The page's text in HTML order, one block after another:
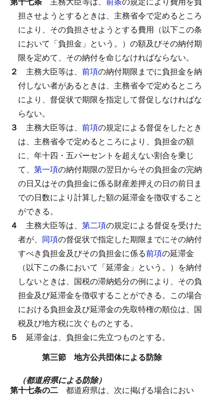
担させようとするときは、主務省令で定めるところ
により、その負担させようとする費用（以下この条
において「負担金」という。）の額及びその納付期
限を定めて、その納付を命じなければならない。
２ 主務大臣等は、 前項の納付期限までに負担金を納
付しない者があるときは、主務省令で定めるところ
により、督促状で期限を指定して督促しなければな
らない。
３ 主務大臣等は、 前項の規定による督促をしたとき
は、主務省令で定めるところにより、負担金の額
に、年十四・五パーセントを超えない割合を乗じ
て、 第一項の納付期限の翌日からその負担金の完納
の日又はその負担金に係る財産差押えの日の前日ま
での日数により計算した額の延滞金を徴収すること
ができる。
４ 主務大臣等は、 第二項の規定による督促を受けた
者が、 同項の督促状で指定した期限までにその納付
すべき負担金及びその負担金に係る前項の延滞金
（以下この条において「延滞金」という。）を納付
しないときは、国税の滞納処分の例により、その負
担金及び延滞金を徴収することができる。 この場合
における負担金及び延滞金の先取特権の順位は、国
税及び地方税に次ぐものとする。
５ 延滞金は、負担金に先立つものとする。
第三節 地方公共団体による防除
（都道府県による防除）
第十七条の二 都道府県は、次に掲げる場合におい